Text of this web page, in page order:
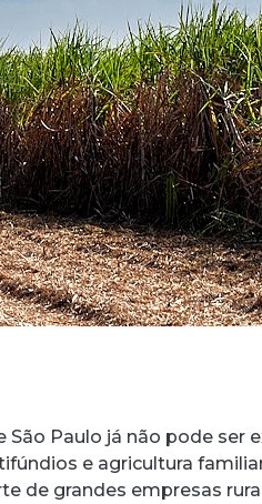
Paulo já não pode ser
e agricultura
de grandes empresas